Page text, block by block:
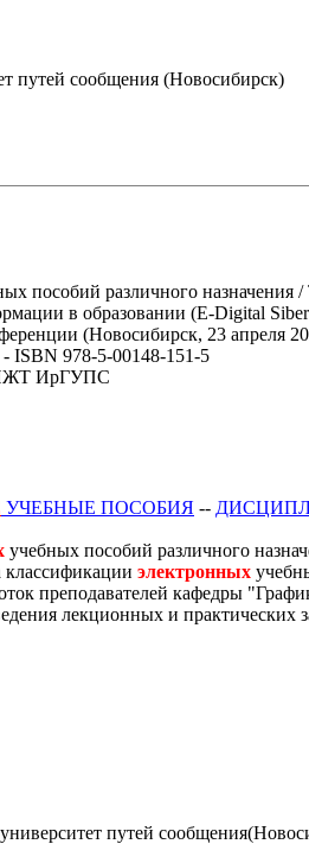
путей сообщения (Новосибирск)
пособий различного
в образовании (E-Digital
(Новосибирск, 23 апреля
ISBN 978-5-00148-151-5
ИрГУПС
УЧЕБНЫЕ ПОСОБИЯ --
учебных пособий различного
классификации электронных
преподавателей кафедры
лекционных и практических
путей